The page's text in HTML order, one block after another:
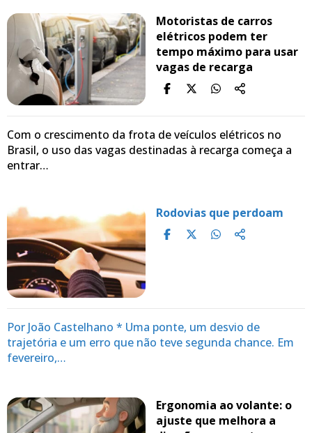
Motoristas de carros
elétricos podem ter
tempo máximo para usar
vagas de recarga
Com o crescimento da frota de veículos elétricos no
Brasil, o uso das vagas destinadas à recarga começa a
entrar…
Rodovias que perdoam
Por João Castelhano * Uma ponte, um desvio de
trajetória e um erro que não teve segunda chance. Em
fevereiro,…
Ergonomia ao volante: o
ajuste que melhora a